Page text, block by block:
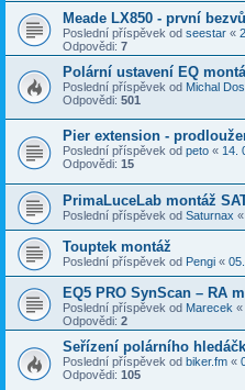
Meade LX850 - první
Poslední příspěvek od seestar «
Odpovědi: 7
Polární ustavení EQ
Poslední příspěvek od Michal
Odpovědi: 501
Pier extension -
Poslední příspěvek od peto « 14.
Odpovědi: 15
PrimaLuceLab montáž
Poslední příspěvek od Saturnax «
Touptek montáž
Poslední příspěvek od Pengi «
EQ5 PRO SynScan – RA
Poslední příspěvek od Marecek «
Odpovědi: 2
Seřízení polárního
Poslední příspěvek od biker.fm «
Odpovědi: 105